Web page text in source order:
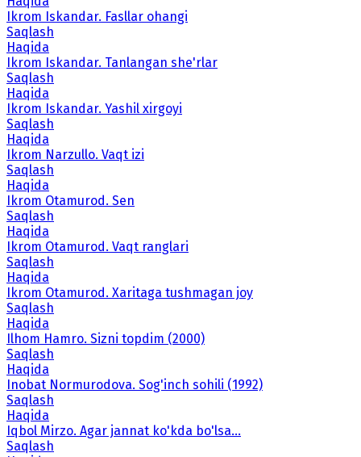
Ikrom Iskandar. Fasllar ohangi
Saqlash
Haqida
Ikrom Iskandar. Tanlangan she'rlar
Saqlash
Haqida
Ikrom Iskandar. Yashil xirgoyi
Saqlash
Haqida
Ikrom Narzullo. Vaqt izi
Saqlash
Haqida
Ikrom Otamurod. Sen
Saqlash
Haqida
Ikrom Otamurod. Vaqt ranglari
Saqlash
Haqida
Ikrom Otamurod. Xaritaga tushmagan joy
Saqlash
Haqida
Ilhom Hamro. Sizni topdim (2000)
Saqlash
Haqida
Inobat Normurodova. Sog'inch sohili (1992)
Saqlash
Haqida
Iqbol Mirzo. Agar jannat ko'kda bo'lsa...
Saqlash